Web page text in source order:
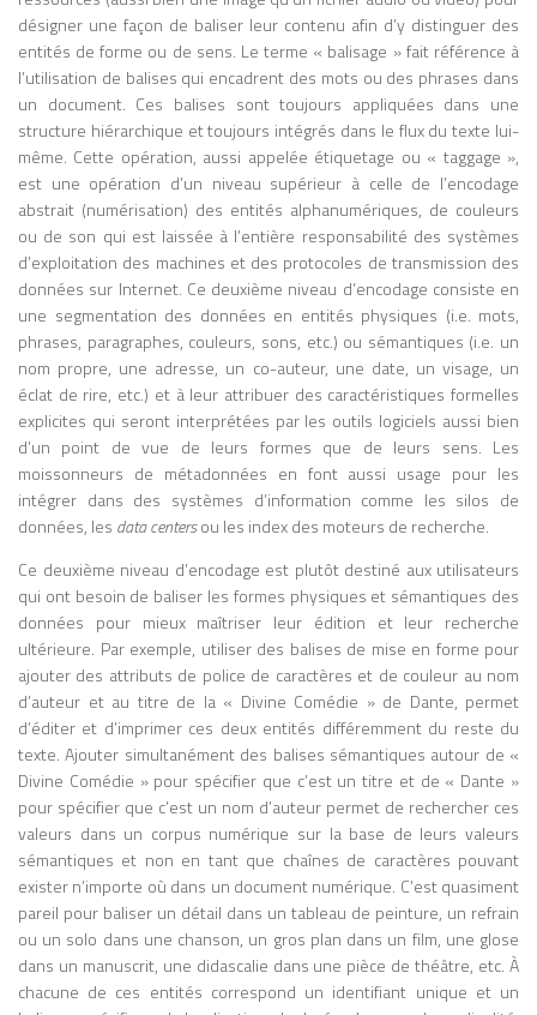
désigner une façon de baliser leur contenu afin d’y distinguer des
entités de forme ou de sens. Le terme « balisage » fait référence à
l’utilisation de balises qui encadrent des mots ou des phrases dans
un document. Ces balises sont toujours appliquées dans une
structure hiérarchique et toujours intégrés dans le flux du texte lui-
même. Cette opération, aussi appelée étiquetage ou « taggage »,
est une opération d’un niveau supérieur à celle de l’encodage
abstrait (numérisation) des entités alphanumériques, de couleurs
ou de son qui est laissée à l’entière responsabilité des systèmes
d’exploitation des machines et des protocoles de transmission des
données sur Internet. Ce deuxième niveau d’encodage consiste en
une segmentation des données en entités physiques (i.e. mots,
phrases, paragraphes, couleurs, sons, etc.) ou sémantiques (i.e. un
nom propre, une adresse, un co-auteur, une date, un visage, un
éclat de rire, etc.) et à leur attribuer des caractéristiques formelles
explicites qui seront interprétées par les outils logiciels aussi bien
d’un point de vue de leurs formes que de leurs sens. Les
moissonneurs de métadonnées en font aussi usage pour les
intégrer dans des systèmes d’information comme les silos de
données, les data centersou les index des moteurs de recherche.
Ce deuxième niveau d’encodage est plutôt destiné aux utilisateurs
qui ont besoin de baliser les formes physiques et sémantiques des
données pour mieux maîtriser leur édition et leur recherche
ultérieure. Par exemple, utiliser des balises de mise en forme pour
ajouter des attributs de police de caractères et de couleur au nom
d’auteur et au titre de la « Divine Comédie » de Dante, permet
d’éditer et d’imprimer ces deux entités différemment du reste du
texte. Ajouter simultanément des balises sémantiques autour de «
Divine Comédie » pour spécifier que c’est un titre et de « Dante »
pour spécifier que c’est un nom d’auteur permet de rechercher ces
valeurs dans un corpus numérique sur la base de leurs valeurs
sémantiques et non en tant que chaînes de caractères pouvant
exister n’importe où dans un document numérique. C’est quasiment
pareil pour baliser un détail dans un tableau de peinture, un refrain
ou un solo dans une chanson, un gros plan dans un film, une glose
dans un manuscrit, une didascalie dans une pièce de théâtre, etc. À
chacune de ces entités correspond un identifiant unique et un
que dans la manière dont il transforme les
comportements individuels et collectifs.
McLuhan analyse l’histoire des sociétés à
travers l’évolution des technologies de
communication, depuis l’oralité jusqu’à
l’imprimerie, puis aux médias
électroniques. Il montre notamment
comment l’imprimerie a favorisé la pensée
linéaire, l’individualisme et l’organisation
rationnelle du monde moderne, tandis
que les médias électroniques (radio,
télévision) réintroduisent une forme de
simultanéité et d’interconnexion qu’il
qualifie de « village global ». Ce concept,
largement repris aujourd’hui pour décrire
la mondialisation et l’Internet, anticipe de
manière frappante les dynamiques des
réseaux numériques contemporains.
Personnalité atypique, parfois
controversée, McLuhan se distingue par
un style d’écriture non conventionnel,
souvent aphoristique, associant analyses
savantes, formules provocatrices et
intuitions visionnaires. Cette originalité lui
vaut autant de critiques que
d’admirateurs, certains lui reprochant un
manque de rigueur scientifique, tandis
que d’autres saluent sa capacité à penser
les mutations technologiques avant
qu’elles ne soient pleinement visibles.
Marshall McLuhan s’éteint en 1980 à
Toronto, laissant une œuvre considérable
qui continue d’alimenter la réflexion sur
les médias, la culture numérique et les
transformations sociales liées aux
technologies. À l’ère d’Internet, des
réseaux sociaux et de l’intelligence
artificielle, ses analyses apparaissent plus